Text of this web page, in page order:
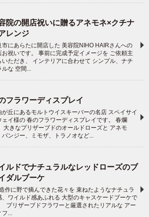
院の開店祝いに贈るアネモネ×クチナ
レンジ
市にあらたに開店した 美容院NIHO HAIRさんへの
お祝いです。 事前に完成予定イメージを ご依頼主
いただき、 インテリアに合わせて シンプル、ナチ
ルな 空間...
フラワーディスプレイ
が丘にあるモルトウイスキーバーの名店 スペイサイ
ェイ様の 春のフラワーディスプレイです。 春爛
大きなプリザーブドのオールドローズと アネモ
パンジー、ミモザ、トラノオなど...
ルドでナチュラルなレッドローズのブ
ダルブーケ
作に野で摘んできた花々を 束ねたようなナチュラ
、ワイルド感あふれる 大型のキャスケードブーケで
プリザーブドフラワーと厳選されたリアルな アー
...